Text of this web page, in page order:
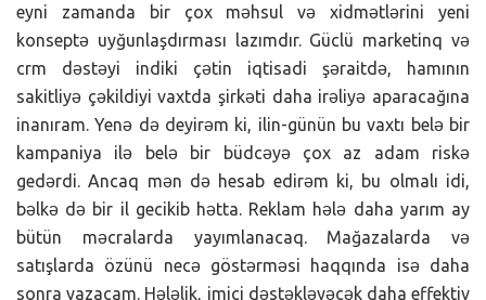
eyni zamanda bir çox məhsul və xidmətlərini yeni
konseptə uyğunlaşdırması lazımdır. Güclü marketinq və
crm dəstəyi indiki çətin iqtisadi şəraitdə, hamının
sakitliyə çəkildiyi vaxtda şirkəti daha irəliyə aparacağına
inanıram. Yenə də deyirəm ki, ilin-günün bu vaxtı belə bir
kampaniya ilə belə bir büdcəyə çox az adam riskə
gedərdi. Ancaq mən də hesab edirəm ki, bu olmalı idi,
bəlkə də bir il gecikib hətta. Reklam hələ daha yarım ay
bütün məcralarda yayımlanacaq. Mağazalarda və
satışlarda özünü necə göstərməsi haqqında isə daha
sonra yazacam. Hələlik, imici dəstəkləyəcək daha effektiv